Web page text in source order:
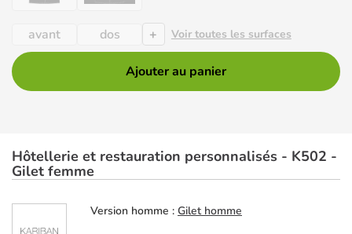
avant dos + Voir toutes les surfaces
Ajouter au panier
Hôtellerie et restauration personnalisés - K502 -
Gilet femme
Version homme : Gilet homme